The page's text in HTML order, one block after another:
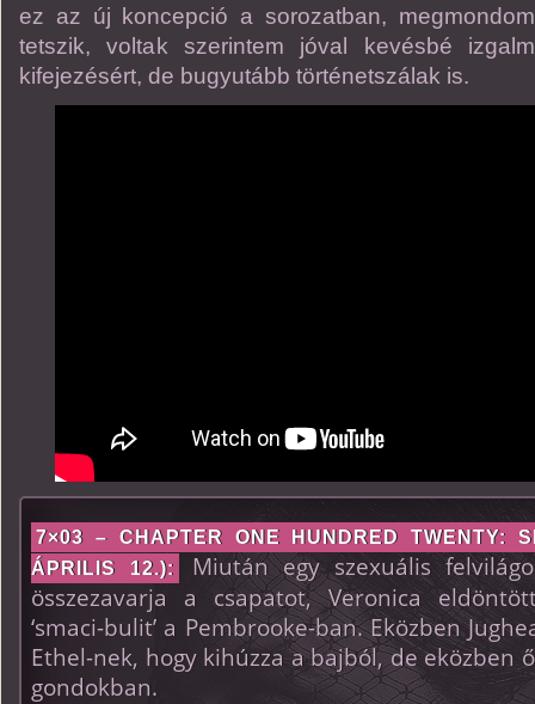
ez az új koncepció a sorozatban,
tetszik, voltak szerintem jóval kevésbé
kifejezésért, de bugyutább történetszálak is.
7×03 – CHAPTER ONE HUNDRED TWENTY:
ÁPRILIS 12.):
Miután egy szexuális
összezavarja a csapatot, Veronica
‘smaci-bulit’ a Pembrooke-ban. Eközben
Ethel-nek, hogy kihúzza a bajból, de eközben
gondokban.